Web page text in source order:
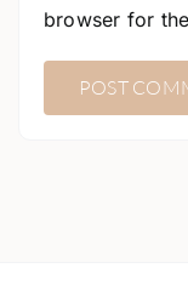
browser for